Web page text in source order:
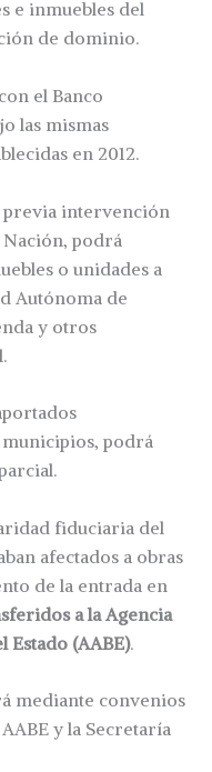
e inmuebles del
de dominio.
el Banco
las mismas
en 2012.
intervención
Nación, podrá
o unidades a
Autónoma de
y otros
podrá
fiduciaria del
afectados a obras
de la entrada en
a la Agencia
(AABE).
mediante convenios
y la Secretaría